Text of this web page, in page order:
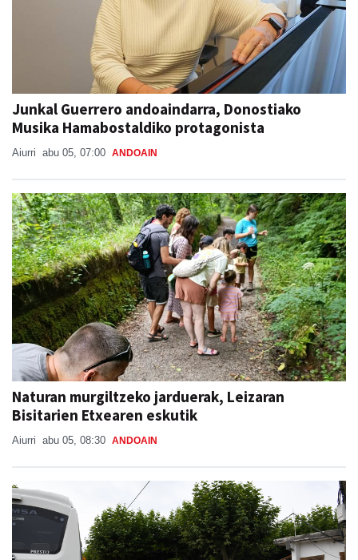
Junkal Guerrero andoaindarra, Donostiako
Musika Hamabostaldiko protagonista
Aiurri abu 05, 07:00 ANDOAIN
Naturan murgiltzeko jarduerak, Leizaran
Bisitarien Etxearen eskutik
Aiurri abu 05, 08:30 ANDOAIN